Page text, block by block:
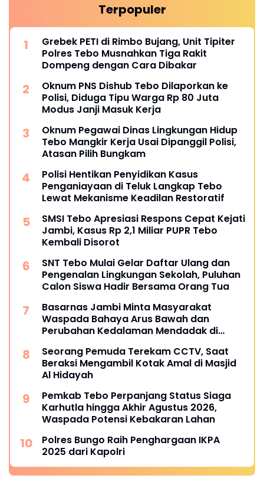
Terpopuler
Grebek PETI di Rimbo Bujang, Unit Tipiter
Polres Tebo Musnahkan Tiga Rakit
Dompeng dengan Cara Dibakar
Oknum PNS Dishub Tebo Dilaporkan ke
Polisi, Diduga Tipu Warga Rp 80 Juta
Modus Janji Masuk Kerja
Oknum Pegawai Dinas Lingkungan Hidup
Tebo Mangkir Kerja Usai Dipanggil Polisi,
Atasan Pilih Bungkam
Polisi Hentikan Penyidikan Kasus
Penganiayaan di Teluk Langkap Tebo
Lewat Mekanisme Keadilan Restoratif
SMSI Tebo Apresiasi Respons Cepat Kejati
Jambi, Kasus Rp 2,1 Miliar PUPR Tebo
Kembali Disorot
SNT Tebo Mulai Gelar Daftar Ulang dan
Pengenalan Lingkungan Sekolah, Puluhan
Calon Siswa Hadir Bersama Orang Tua
Basarnas Jambi Minta Masyarakat
Waspada Bahaya Arus Bawah dan
Perubahan Kedalaman Mendadak di
Batanghari
Seorang Pemuda Terekam CCTV, Saat
Beraksi Mengambil Kotak Amal di Masjid
Al Hidayah
Pemkab Tebo Perpanjang Status Siaga
Karhutla hingga Akhir Agustus 2026,
Waspada Potensi Kebakaran Lahan
Polres Bungo Raih Penghargaan IKPA
2025 dari Kapolri